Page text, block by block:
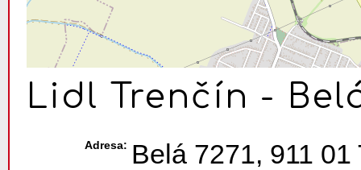
Lidl Trenčín -
Adresa: Belá 7271, 911